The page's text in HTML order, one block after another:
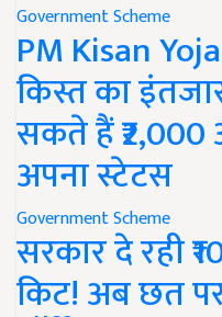
Government Scheme
PM Kisan
किस्त का
सकते हैं
अपना स्टेटस
Government Scheme
सरकार दे रही
किट! अब छत